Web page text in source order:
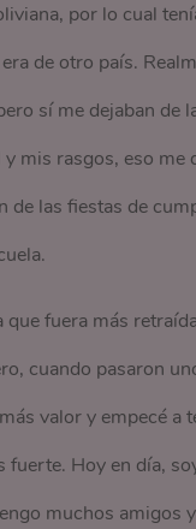
por lo cual
de otro país.
sí me dejaban de
mis rasgos, eso me
de las fiestas de
que fuera más
cuando pasaron
valor y empecé a
fuerte. Hoy en día,
muchos amigos